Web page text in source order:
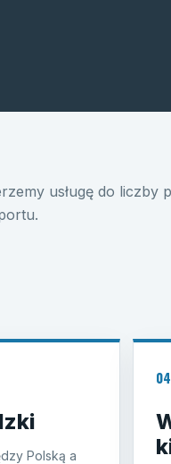
usługę do liczby
Polską a
04